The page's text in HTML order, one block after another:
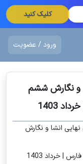
کلیک کنید
ورود / عضویت
و نگارش ششم
1403
انشا و نگارش
| خرداد 1403